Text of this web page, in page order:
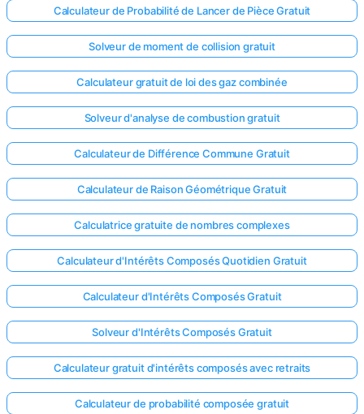
Calculateur de Probabilité de Lancer de Pièce Gratuit
Solveur de moment de collision gratuit
Calculateur gratuit de loi des gaz combinée
Solveur d'analyse de combustion gratuit
Calculateur de Différence Commune Gratuit
Calculateur de Raison Géométrique Gratuit
Calculatrice gratuite de nombres complexes
Calculateur d'Intérêts Composés Quotidien Gratuit
Calculateur d'Intérêts Composés Gratuit
Solveur d'Intérêts Composés Gratuit
Calculateur gratuit d'intérêts composés avec retraits
Calculateur de probabilité composée gratuit